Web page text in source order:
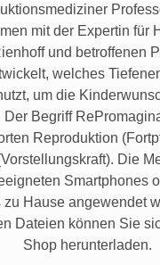
mit der Expertin für
und betroffenen
welches
um die
Der Begriff
Reproduktion
Die
Smartphones
zu Hause angewendet
Dateien können Sie
Shop herunterladen.